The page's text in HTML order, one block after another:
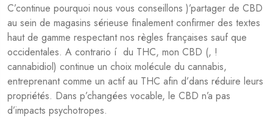
C’continue pourquoi nous vous conseillons )’partager de CBD
au sein de magasins sérieuse finalement confirmer des textes
haut de gamme respectant nos règles françaises sauf que
occidentales. A contrario í du THC, mon CBD (, !
cannabidiol) continue un choix molécule du cannabis,
entreprenant comme un actif au THC afin d’dans réduire leurs
propriétés. Dans p’changées vocable, le CBD n’a pas
d’impacts psychotropes.